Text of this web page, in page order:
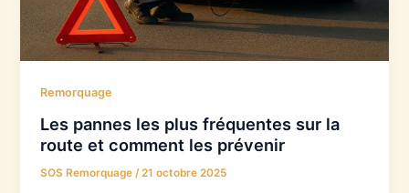
Remorquage
Les pannes les plus fréquentes sur la
route et comment les prévenir
SOS Remorquage /21 octobre 2025